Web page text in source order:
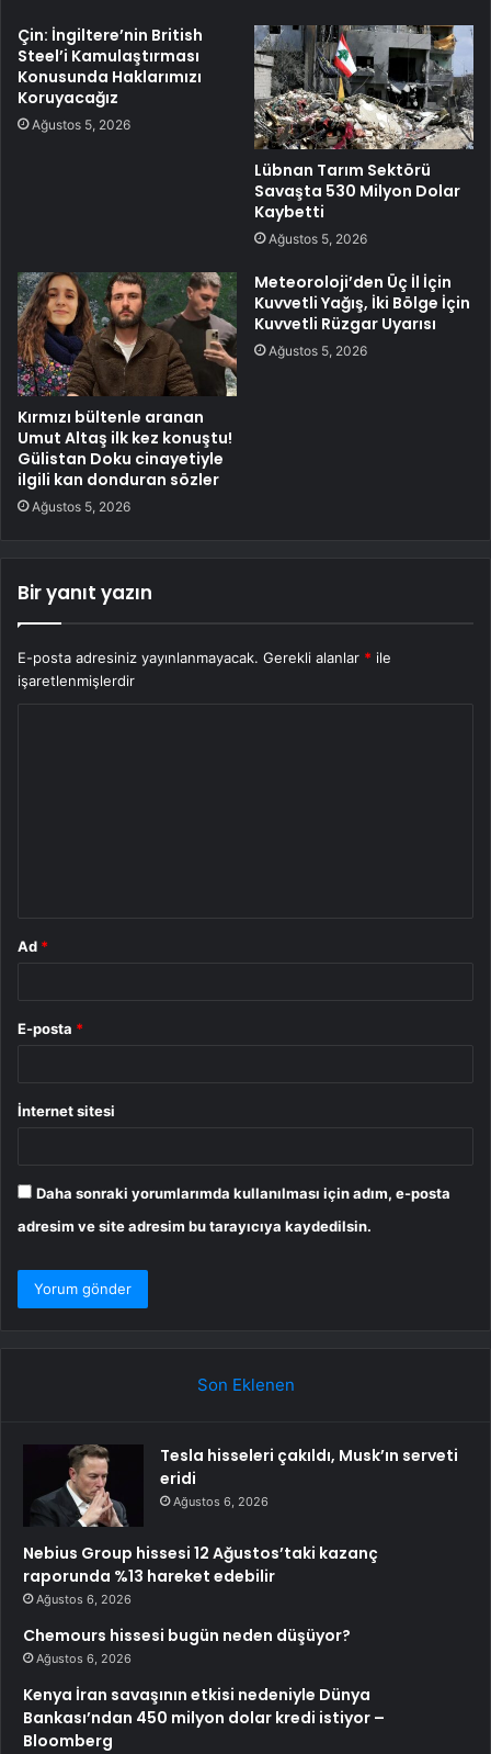
Çin: İngiltere’nin British
Steel’i Kamulaştırması
Konusunda Haklarımızı
Koruyacağız
Ağustos 5, 2026
Lübnan Tarım Sektörü
Savaşta 530 Milyon Dolar
Kaybetti
Ağustos 5, 2026
Kırmızı bültenle aranan
Umut Altaş ilk kez konuştu!
Gülistan Doku cinayetiyle
ilgili kan donduran sözler
Ağustos 5, 2026
Meteoroloji’den Üç İl İçin
Kuvvetli Yağış, İki Bölge İçin
Kuvvetli Rüzgar Uyarısı
Ağustos 5, 2026
Bir yanıt yazın
E-posta adresiniz yayınlanmayacak. Gerekli alanlar * ile
işaretlenmişlerdir
Ad *
E-posta *
İnternet sitesi
Daha sonraki yorumlarımda kullanılması için adım, e-posta
adresim ve site adresim bu tarayıcıya kaydedilsin.
Son Eklenen
Tesla hisseleri çakıldı, Musk’ın serveti
eridi
Ağustos 6, 2026
Nebius Group hissesi 12 Ağustos’taki kazanç
raporunda %13 hareket edebilir
Ağustos 6, 2026
Chemours hissesi bugün neden düşüyor?
Ağustos 6, 2026
Kenya İran savaşının etkisi nedeniyle Dünya
Bankası’ndan 450 milyon dolar kredi istiyor –
Bloomberg